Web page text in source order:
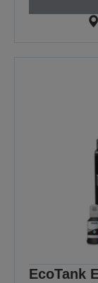
EcoTank